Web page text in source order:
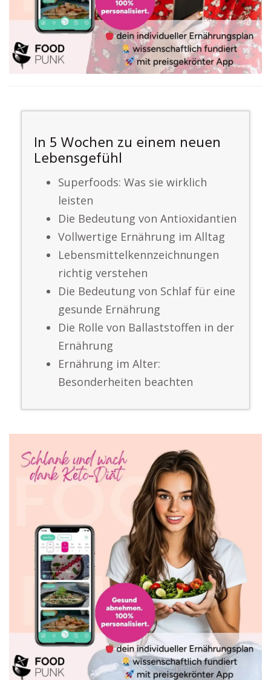
In 5 Wochen zu einem neuen
Lebensgefühl
Superfoods: Was sie wirklich
leisten
Die Bedeutung von Antioxidantien
Vollwertige Ernährung im Alltag
Lebensmittelkennzeichnungen
richtig verstehen
Die Bedeutung von Schlaf für eine
gesunde Ernährung
Die Rolle von Ballaststoffen in der
Ernährung
Ernährung im Alter:
Besonderheiten beachten